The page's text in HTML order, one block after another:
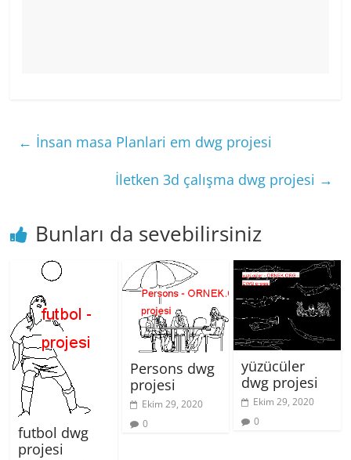
← İnsan masa Planlari em dwg projesi
İletken 3d çalışma dwg projesi →
Bunları da sevebilirsiniz
futbol dwg
projesi
Persons dwg
projesi
Ekim 29, 2020
0
yüzücüler
dwg projesi
Ekim 29, 2020
0